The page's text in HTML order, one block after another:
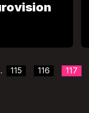
115 116 117